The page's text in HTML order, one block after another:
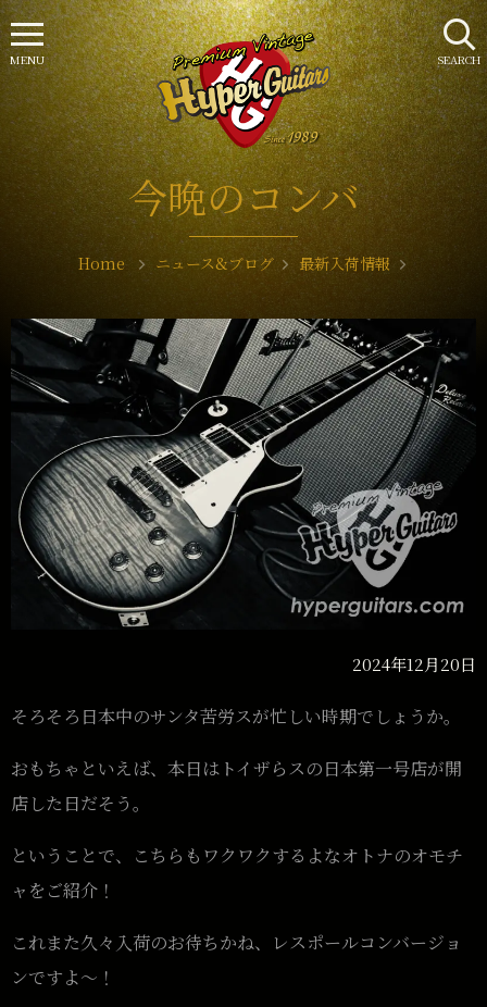
今晩のコンバ
Home ニュース&ブログ 最新入荷情報
2024年12月20日
そろそろ日本中のサンタ苦労スが忙しい時期でしょうか。
おもちゃといえば、本日はトイザらスの日本第一号店が開
店した日だそう。
ということで、こちらもワクワクするよなオトナのオモチ
ャをご紹介！
これまた久々入荷のお待ちかね、レスポールコンバージョ
ンですよ〜！
SEARCH
MENU